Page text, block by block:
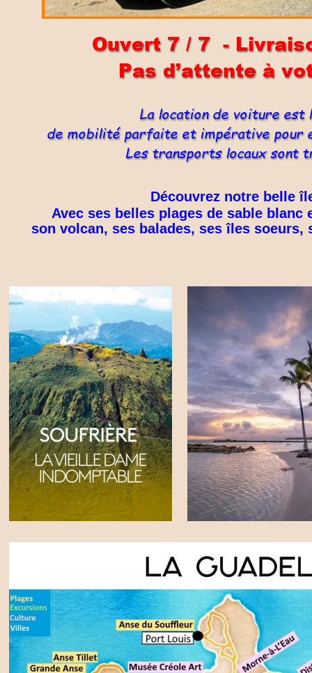
Ouvert 7 / 7  -
Pas d’attente à
La location de voiture est
de mobilité parfaite et impérative pour
Les transports locaux sont
Découvrez notre belle
Avec ses belles plages de sable
son volcan, ses balades, ses îles